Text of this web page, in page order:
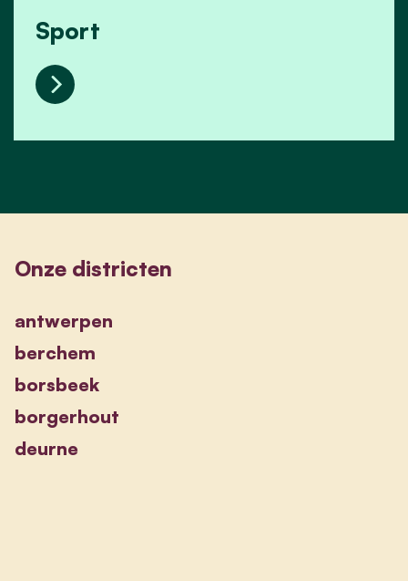
Sport
Sport
Onze districten
antwerpen
berchem
borsbeek
borgerhout
deurne